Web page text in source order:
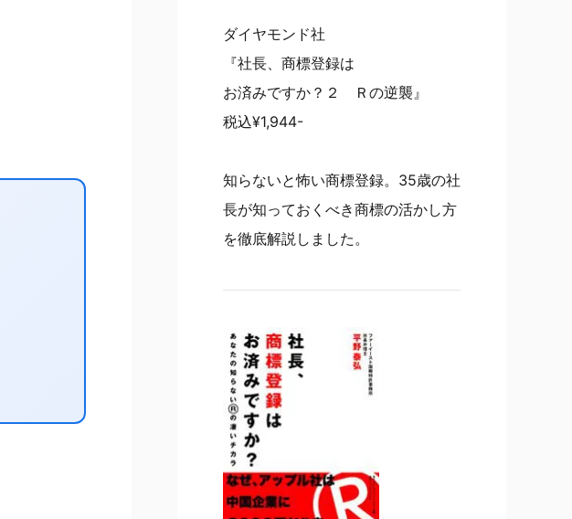
ダイヤモンド社
『社長、商標登録は
お済みですか？２ Ｒの逆襲』
税込¥1,944-
知らないと怖い商標登録。35歳の社
長が知っておくべき商標の活かし方
を徹底解説しました。